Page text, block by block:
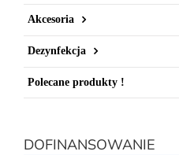
Akcesoria
Dezynfekcja
Polecane produkty !
DOFINANSOWANIE